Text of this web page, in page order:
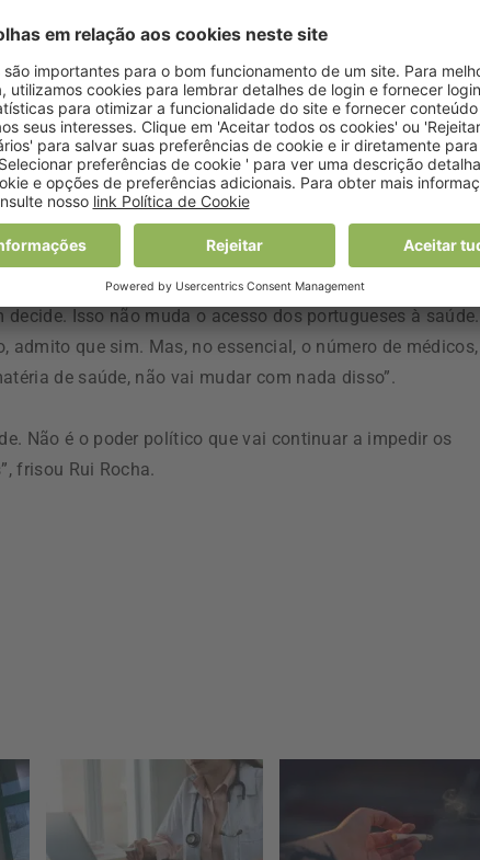
externas com autorização da Direção Executiva
a taxa de ocupação de camas e a afluência aos
Isso não muda o acesso dos portugueses à saúde.
que sim. Mas, no essencial, o número de médicos,
de saúde, não vai mudar com nada disso”.
Não é o poder político que vai continuar a impedir os
frisou Rui Rocha.